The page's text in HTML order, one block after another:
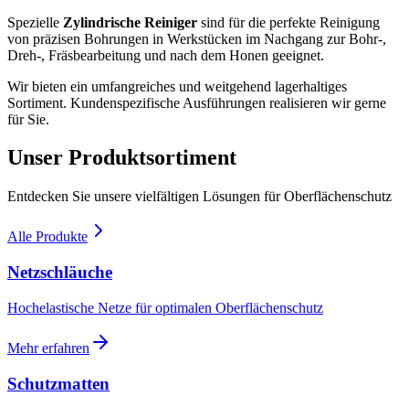
Spezielle Zylindrische Reiniger sind für die perfekte Reinigung
von präzisen Bohrungen in Werkstücken im Nachgang zur Bohr-,
Dreh-, Fräsbearbeitung und nach dem Honen geeignet.
Wir bieten ein umfangreiches und weitgehend lagerhaltiges
Sortiment. Kundenspezifische Ausführungen realisieren wir gerne
für Sie.
Unser Produktsortiment
Entdecken Sie unsere vielfältigen Lösungen für Oberflächenschutz
Alle Produkte
Netzschläuche
Hochelastische Netze für optimalen Oberflächenschutz
Mehr erfahren
Schutzmatten